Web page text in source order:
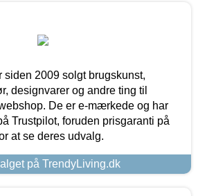
siden 2009 solgt brugskunst,
designvarer og andre ting til
De er e-mærkede og har
Trustpilot, foruden prisgaranti på
at se deres udvalg.
på TrendyLiving.dk